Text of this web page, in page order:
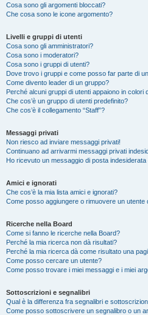
Cosa sono gli argomenti bloccati?
Che cosa sono le icone argomento?
Livelli e gruppi di utenti
Cosa sono gli amministratori?
Cosa sono i moderatori?
Cosa sono i gruppi di utenti?
Dove trovo i gruppi e come posso far parte di
Come divento leader di un gruppo?
Perché alcuni gruppi di utenti appaiono in colori
Che cos’è un gruppo di utenti predefinito?
Che cos’è il collegamento “Staff”?
Messaggi privati
Non riesco ad inviare messaggi privati!
Continuano ad arrivarmi messaggi privati
Ho ricevuto un messaggio di posta
Amici e ignorati
Che cos’è la mia lista amici e ignorati?
Come posso aggiungere o rimuovere un utente
Ricerche nella Board
Come si fanno le ricerche nella Board?
Perché la mia ricerca non dà risultati?
Perché la mia ricerca dà come risultato una
Come posso cercare un utente?
Come posso trovare i miei messaggi e i miei
Sottoscrizioni e segnalibri
Qual è la differenza fra segnalibri e
Come posso sottoscrivere un segnalibro o un